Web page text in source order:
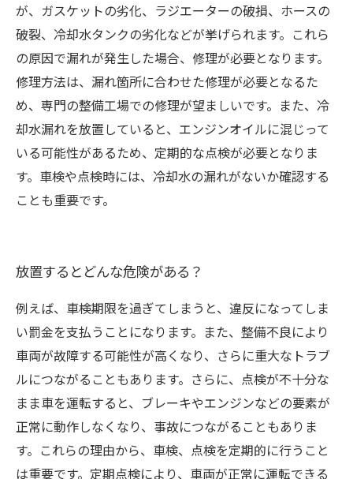
が、ガスケットの劣化、ラジエーターの破損、ホースの
破裂、冷却水タンクの劣化などが挙げられます。これら
の原因で漏れが発生した場合、修理が必要となります。
修理方法は、漏れ箇所に合わせた修理が必要となるた
め、専門の整備工場での修理が望ましいです。また、冷
却水漏れを放置していると、エンジンオイルに混じって
いる可能性があるため、定期的な点検が必要となりま
す。車検や点検時には、冷却水の漏れがないか確認する
ことも重要です。
放置するとどんな危険がある？
例えば、車検期限を過ぎてしまうと、違反になってしま
い罰金を支払うことになります。また、整備不良により
車両が故障する可能性が高くなり、さらに重大なトラブ
ルにつながることもあります。さらに、点検が不十分な
まま車を運転すると、ブレーキやエンジンなどの要素が
正常に動作しなくなり、事故につながることもありま
す。これらの理由から、車検、点検を定期的に行うこと
は重要です。定期点検により、車両が正常に運転できる